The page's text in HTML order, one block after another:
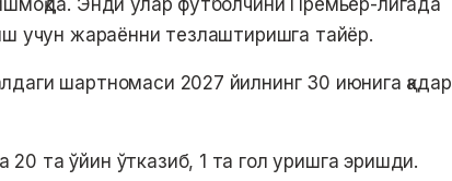
учун жараённи тезлаштиришга тайёр.
шартномаси 2027 йилнинг 30 июнига қадар
та ўйин ўтказиб, 1 та гол уришга эришди.